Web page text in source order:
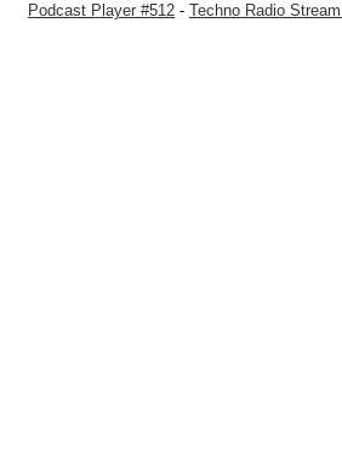
Podcast Player #512- Techno Radio